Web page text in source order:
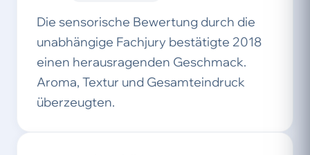
Die sensorische Bewertung durch die
unabhängige Fachjury bestätigte 2018
einen herausragenden Geschmack.
Aroma, Textur und Gesamteindruck
überzeugten.